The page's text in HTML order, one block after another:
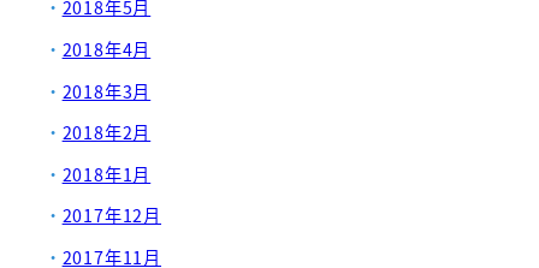
2018年5月
2018年4月
2018年3月
2018年2月
2018年1月
2017年12月
2017年11月